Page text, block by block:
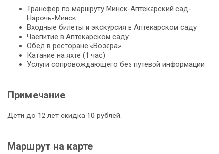
Трансфер по маршруту Минск-Аптекарский сад-
Нарочь-Минск
Входные билеты и экскурсия в Аптекарском саду
Чаепитие в Аптекарском саду
Обед в ресторане «Возера»
Катание на яхте (1 час)
Услуги сопровождающего без путевой информации
Примечание
Дети до 12 лет скидка 10 рублей.
Маршрут на карте